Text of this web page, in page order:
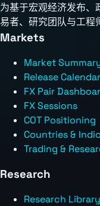
为基于宏观经济发布、
易者、研究团队与工程
Markets
Market
Release Calendar
FX Pair
FX Sessions
COT Positioning
Countries &
Trading &
Research
Research Library